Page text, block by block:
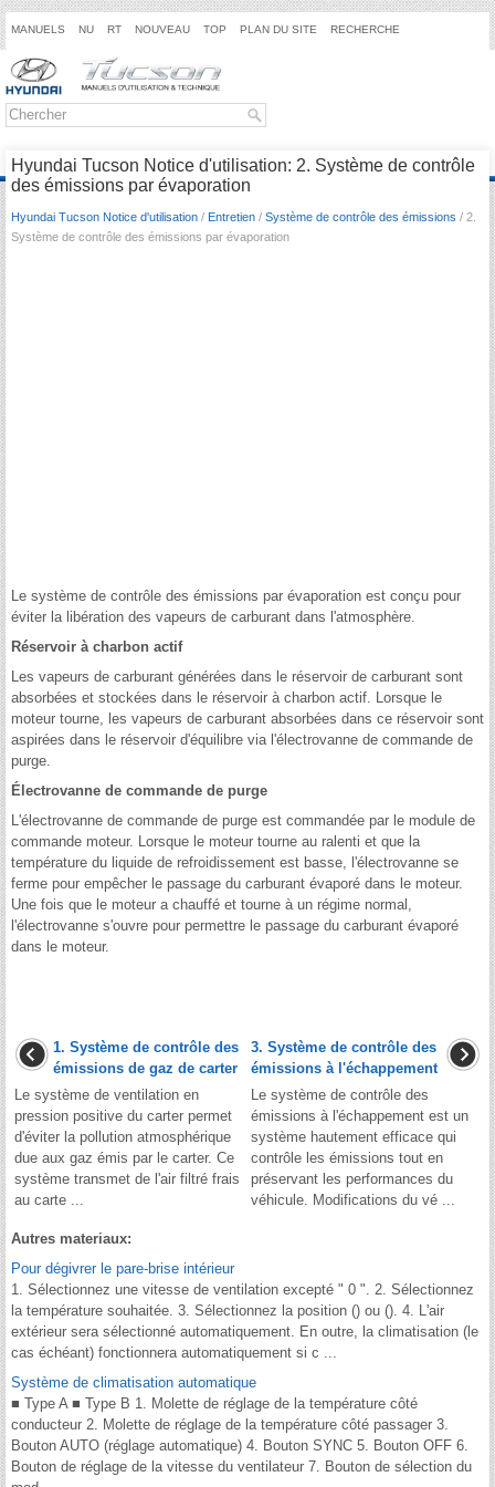
MANUELS NU RT NOUVEAU TOP PLAN DU SITE RECHERCHE
Hyundai Tucson Notice d'utilisation: 2. Système de contrôle
des émissions par évaporation
Hyundai Tucson Notice d'utilisation / Entretien / Système de contrôle des émissions / 2.
Système de contrôle des émissions par évaporation
Le système de contrôle des émissions par évaporation est conçu pour
éviter la libération des vapeurs de carburant dans l'atmosphère.
Réservoir à charbon actif
Les vapeurs de carburant générées dans le réservoir de carburant sont
absorbées et stockées dans le réservoir à charbon actif. Lorsque le
moteur tourne, les vapeurs de carburant absorbées dans ce réservoir sont
aspirées dans le réservoir d'équilibre via l'électrovanne de commande de
purge.
Électrovanne de commande de purge
L'électrovanne de commande de purge est commandée par le module de
commande moteur. Lorsque le moteur tourne au ralenti et que la
température du liquide de refroidissement est basse, l'électrovanne se
ferme pour empêcher le passage du carburant évaporé dans le moteur.
Une fois que le moteur a chauffé et tourne à un régime normal,
l'électrovanne s'ouvre pour permettre le passage du carburant évaporé
dans le moteur.
1. Système de contrôle des
émissions de gaz de carter
Le système de ventilation en
pression positive du carter permet
d'éviter la pollution atmosphérique
due aux gaz émis par le carter. Ce
système transmet de l'air filtré frais
au carte ...
3. Système de contrôle des
émissions à l'échappement
Le système de contrôle des
émissions à l'échappement est un
système hautement efficace qui
contrôle les émissions tout en
préservant les performances du
véhicule. Modifications du vé ...
Autres materiaux:
Pour dégivrer le pare-brise intérieur
1. Sélectionnez une vitesse de ventilation excepté " 0 ". 2. Sélectionnez
la température souhaitée. 3. Sélectionnez la position () ou (). 4. L'air
extérieur sera sélectionné automatiquement. En outre, la climatisation (le
cas échéant) fonctionnera automatiquement si c ...
Système de climatisation automatique
■ Type A ■ Type B 1. Molette de réglage de la température côté
conducteur 2. Molette de réglage de la température côté passager 3.
Bouton AUTO (réglage automatique) 4. Bouton SYNC 5. Bouton OFF 6.
Bouton de réglage de la vitesse du ventilateur 7. Bouton de sélection du